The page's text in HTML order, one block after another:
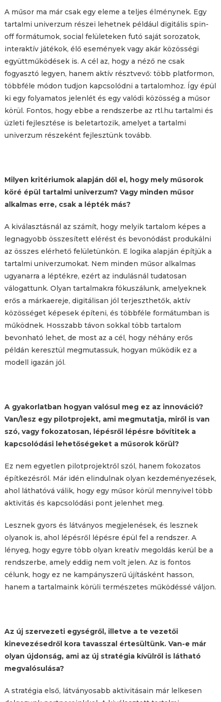
A műsor ma már csak egy eleme a teljes élménynek. Egy
tartalmi univerzum részei lehetnek például digitális spin-
off formátumok, social felületeken futó saját sorozatok,
interaktív játékok, élő események vagy akár közösségi
együttműködések is. A cél az, hogy a néző ne csak
fogyasztó legyen, hanem aktív résztvevő: több platformon,
többféle módon tudjon kapcsolódni a tartalomhoz. Így épül
ki egy folyamatos jelenlét és egy valódi közösség a műsor
körül. Fontos, hogy ebbe a rendszerbe az rtl.hu tartalmi és
üzleti fejlesztése is beletartozik, amelyet a tartalmi
univerzum részeként fejlesztünk tovább.
Milyen kritériumok alapján dől el, hogy mely műsorok
köré épül tartalmi univerzum? Vagy minden műsor
alkalmas erre, csak a lépték más?
A kiválasztásnál az számít, hogy melyik tartalom képes a
legnagyobb összesített elérést és bevonódást produkálni
az összes elérhető felületünkön. E logika alapján építjük a
tartalmi univerzumokat. Nem minden műsor alkalmas
ugyanarra a léptékre, ezért az indulásnál tudatosan
válogattunk. Olyan tartalmakra fókuszálunk, amelyeknek
erős a márkaereje, digitálisan jól terjeszthetők, aktív
közösséget képesek építeni, és többféle formátumban is
működnek. Hosszabb távon sokkal több tartalom
bevonható lehet, de most az a cél, hogy néhány erős
példán keresztül megmutassuk, hogyan működik ez a
modell igazán jól.
A gyakorlatban hogyan valósul meg ez az innováció?
Van/lesz egy pilotprojekt, ami megmutatja, miről is van
szó, vagy fokozatosan, lépésről lépésre bővítitek a
kapcsolódási lehetőségeket a műsorok körül?
Ez nem egyetlen pilotprojektről szól, hanem fokozatos
építkezésről. Már idén elindulnak olyan kezdeményezések,
ahol láthatóvá válik, hogy egy műsor körül mennyivel több
aktivitás és kapcsolódási pont jelenhet meg.
Lesznek gyors és látványos megjelenések, és lesznek
olyanok is, ahol lépésről lépésre épül fel a rendszer. A
lényeg, hogy egyre több olyan kreatív megoldás kerül be a
rendszerbe, amely eddig nem volt jelen. Az is fontos
célunk, hogy ez ne kampányszerű újításként hasson,
hanem a tartalmaink körüli természetes működéssé váljon.
Az új szervezeti egységről, illetve a te vezetői
kinevezésedről kora tavasszal értesültünk. Van-e már
olyan újdonság, ami az új stratégia kívülről is látható
megvalósulása?
A stratégia első, látványosabb aktivitásain már lelkesen